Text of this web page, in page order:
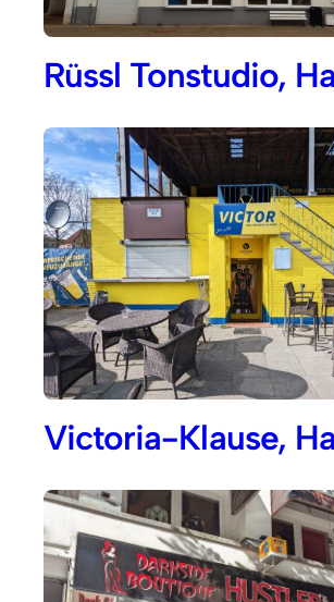
Rüssl Tonstudio,
Victoria-Klause,